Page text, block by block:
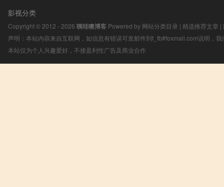
影视分类
Copyright © 2012 - 2026 咦哇噢博客 Powered by 网站分类目录 | 精选推荐文章 |
声明：本站内容来自互联网，如信息有错误可发邮件到f_fb#foxmail.com说明，
本站仅为个人兴趣爱好，不接盈利性广告及商业合作